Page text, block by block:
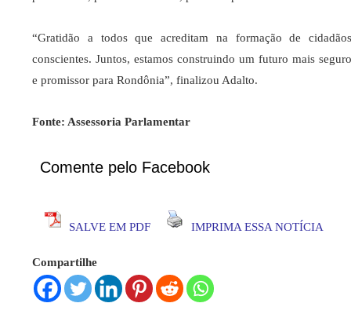
“Gratidão a todos que acreditam na formação de cidadãos
conscientes. Juntos, estamos construindo um futuro mais seguro
e promissor para Rondônia”, finalizou Adalto.
Fonte: Assessoria Parlamentar
Comente pelo Facebook
SALVE EM PDF IMPRIMA ESSA NOTÍCIA
Compartilhe